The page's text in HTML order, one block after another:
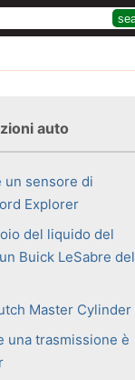
auto
un sensore di
Explorer
del liquido del
Buick LeSabre del
Master Cylinder
una trasmissione è